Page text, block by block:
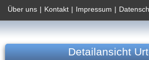
Über uns | Kontakt | Impressum |
Detailansicht